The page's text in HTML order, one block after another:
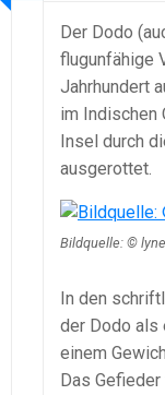
Der Dodo
flugunfähige
Jahrhundert
im Indischen
Insel durch
ausgerottet.
Bildquelle: ©
In den
der Dodo als
einem
Das